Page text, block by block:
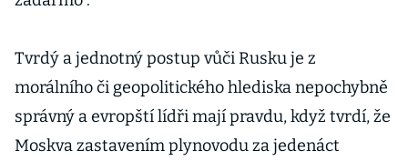
Tvrdý a jednotný postup vůči Rusku je z
morálního či geopolitického hlediska nepochybně
správný a evropští lídři mají pravdu, když tvrdí, že
Moskva zastavením plynovodu za jedenáct